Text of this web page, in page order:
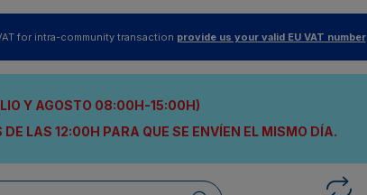
for intra-community transaction provide us your valid EU VAT number
Y AGOSTO 08:00H-15:00H)
DE LAS 12:00H PARA QUE SE ENVÍEN EL MISMO DÍA.